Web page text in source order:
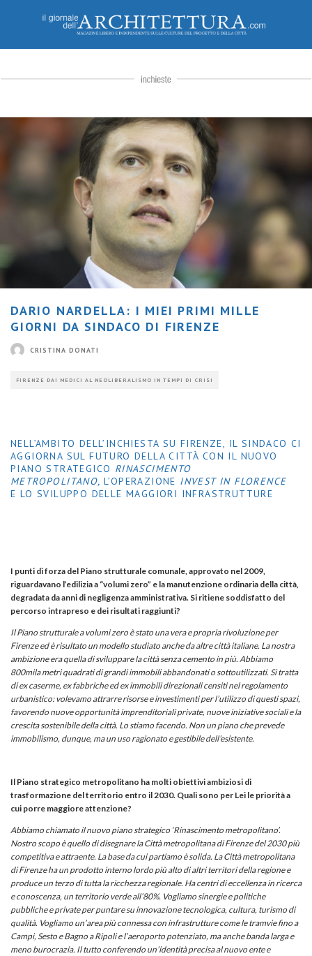
DARIO NARDELLA: I MIEI PRIMI MILLE
GIORNI DA SINDACO DI FIRENZE
CRISTINA DONATI
FIRENZE DAI MEDICI AL NEOLIBERALISMO IN TEMPI DI CRISI
NELL’AMBITO DELL’INCHIESTA SU FIRENZE, IL SINDACO CI
AGGIORNA SUL FUTURO DELLA CITTÀ CON IL NUOVO
PIANO STRATEGICO RINASCIMENTO
METROPOLITANO, L’OPERAZIONE INVEST IN FLORENCE
E LO SVILUPPO DELLE MAGGIORI INFRASTRUTTURE
I punti di forza del Piano strutturale comunale, approvato nel 2009,
riguardavano l’edilizia a “volumi zero” e la manutenzione ordinaria della città,
degradata da anni di negligenza amministrativa. Si ritiene soddisfatto del
percorso intrapreso e dei risultati raggiunti?
Il Piano strutturale a volumi zero è stato una vera e propria rivoluzione per
Firenze ed è risultato un modello studiato anche da altre città italiane. La nostra
ambizione era quella di sviluppare la città senza cemento in più. Abbiamo
800mila metri quadrati di grandi immobili abbandonati o sottoutilizzati. Si tratta
di ex caserme, ex fabbriche ed ex immobili direzionali censiti nel regolamento
urbanistico: volevamo attrarre risorse e investimenti per l’utilizzo di questi spazi,
favorendo nuove opportunità imprenditoriali private, nuove iniziative sociali e la
crescita sostenibile della città. Lo stiamo facendo. Non un piano che prevede
immobilismo, dunque, ma un uso ragionato e gestibile dell’esistente.
Il Piano strategico metropolitano ha molti obiettivi ambiziosi di
trasformazione del territorio entro il 2030. Quali sono per Lei le priorità a
cui porre maggiore attenzione?
Abbiamo chiamato il nuovo piano strategico ‘Rinascimento metropolitano’.
Nostro scopo è quello di disegnare la Città metropolitana di Firenze del 2030 più
competitiva e attraente. La base da cui partiamo è solida. La Città metropolitana
di Firenze ha un prodotto interno lordo più alto di altri territori della regione e
produce un terzo di tutta la ricchezza regionale. Ha centri di eccellenza in ricerca
e conoscenza, un territorio verde all’80%. Vogliamo sinergie e politiche
pubbliche e private per puntare su innovazione tecnologica, cultura, turismo di
qualità. Vogliamo un’area più connessa con infrastrutture come le tramvie fino a
Campi, Sesto e Bagno a Ripoli e l’aeroporto potenziato, ma anche banda larga e
meno burocrazia. Il tutto conferendo un’identità precisa al nuovo ente e